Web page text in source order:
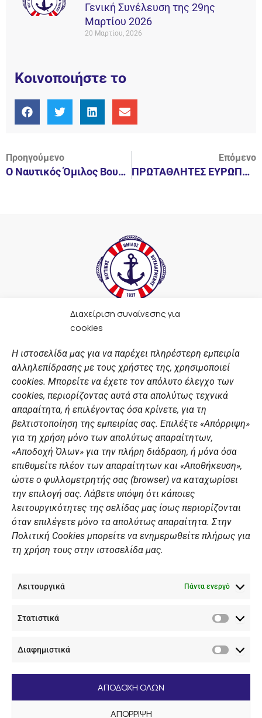
Διαχείριση συναίνεσης για
cookies
Η ιστοσελίδα μας για να παρέχει πληρέστερη εμπειρία
αλληλεπίδρασης με τους χρήστες της, χρησιμοποιεί
cookies. Μπορείτε να έχετε τον απόλυτο έλεγχο των
cookies, περιορίζοντας αυτά στα απολύτως τεχνικά
απαραίτητα, ή επιλέγοντας όσα κρίνετε, για τη
βελτιστοποίηση της εμπειρίας σας. Επιλέξτε «Απόρριψη»
για τη χρήση μόνο των απολύτως απαραίτητων,
«Αποδοχή Όλων» για την πλήρη διάδραση, ή μόνα όσα
επιθυμείτε πλέον των απαραίτητων και «Αποθήκευση»,
ώστε ο φυλλομετρητής σας (browser) να καταχωρίσει
την επιλογή σας. Λάβετε υπόψη ότι κάποιες
λειτουργικότητες της σελίδας μας ίσως περιορίζονται
όταν επιλέγετε μόνο τα απολύτως απαραίτητα. Στην
Πολιτική Cookies μπορείτε να ενημερωθείτε πλήρως για
τη χρήση τους στην ιστοσελίδα μας.
Λειτουργικά Πάντα ενεργό
Στατιστικά
Διαφημιστικά
ΑΠΟΔΟΧΗ ΟΛΩΝ
ΑΠΟΡΡΙΨΗ
Γενική Συνέλευση της 29ης
Μαρτίου 2026
20 Μαρτίου, 2026
Κοινοποιήστε το
Προηγούμενο
Ο Ναυτικός Όμιλος Βουλιαγμένης ανακοινώνει την έναρξη της συνεργασίας του με την διεθνή Ολλανδή αθλήτρια, Κίτι Λιν Τζούστρα.
Επόμενο
ΠΡΩΤΑΘΛΗΤΕΣ ΕΥΡΩΠΗΣ ΟΙ ΑΘΛΗΤΕΣ ΤΟΥ Ν.Ο.Β.!
F
a
e
b
o
o
k
t
a
g
r
a
m
t
u
b
e
n
k
e
d
i
n
ΣΎΝΔΕΣΜΟΙ
Αθλητικές σχολές
Διάπλους
Χορηγοί
Summer Camp
ΠΡΟΣΩΠΙΚΑ ΔΕΔΟΜΕΝΑ
Πολιτική Ιστοσελίδας
Πολιτική Cookies Iστοσελίδας
Γενική Πολιτική ΝΟΒ
Ενημέρωση Summer Camp
ΕΠΙΚΟΙΝΩΝΊΑ
+30 210 89 62 416
Ναυτικός Όμιλος Βουλιαγμένης Λαιμός Βουλιαγμένης